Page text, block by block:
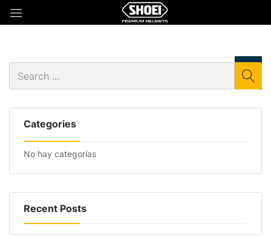
Categories
No hay categorías
Recent Posts